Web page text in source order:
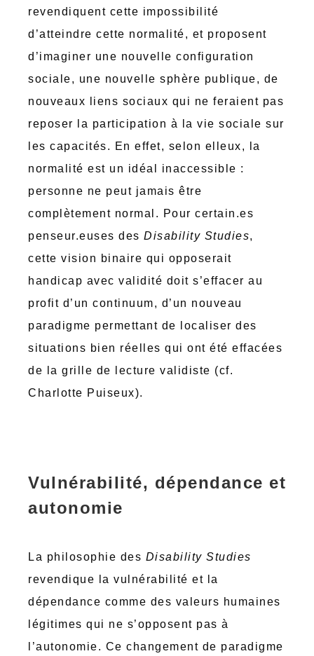
revendiquent cette impossibilité
d’atteindre cette normalité, et proposent
d’imaginer une nouvelle configuration
sociale, une nouvelle sphère publique, de
nouveaux liens sociaux qui ne feraient pas
reposer la participation à la vie sociale sur
les capacités. En effet, selon elleux, la
normalité est un idéal inaccessible :
personne ne peut jamais être
complètement normal. Pour certain.es
penseur.euses des Disability Studies,
cette vision binaire qui opposerait
handicap avec validité doit s’effacer au
profit d’un continuum, d’un nouveau
paradigme permettant de localiser des
situations bien réelles qui ont été effacées
de la grille de lecture validiste (cf.
Charlotte Puiseux).
Vulnérabilité, dépendance et
autonomie
La philosophie des Disability Studies
revendique la vulnérabilité et la
dépendance comme des valeurs humaines
légitimes qui ne s’opposent pas à
l’autonomie. Ce changement de paradigme